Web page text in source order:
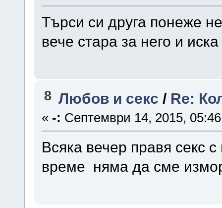
Търси си друга понеже
вече стара за него и
8 Любов и секс / Re:
« -: Септември 14, 2015,
Всяка вечер правя секс
време няма да сме